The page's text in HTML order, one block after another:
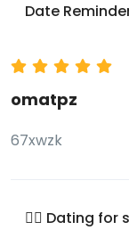
Date
omatpz
67xwzk
⛓️‍💥 Dating for